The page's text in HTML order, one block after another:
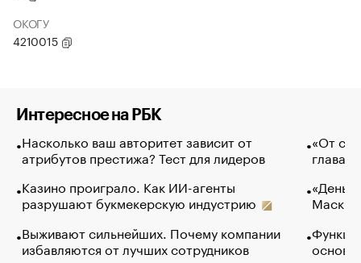
ОКОГУ
4210015
Интересное на РБК
Насколько ваш авторитет зависит от
атрибутов престижа? Тест для лидеров
Казино проиграло. Как ИИ-агенты
разрушают букмекерскую индустрию
Выживают сильнейших. Почему компании
избавляются от лучших сотрудников
«От
глава
Маск в
основ